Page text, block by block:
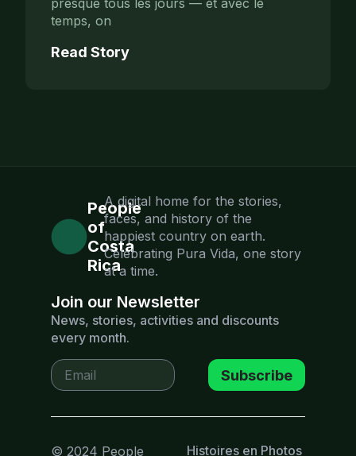
presque tous les jours — et avec le
temps, on
Read Story
People
of
Costa
Rica
A digital home for the stories,
faces, and history of the
happiest country on earth.
Celebrating Pura Vida, one story
at a time.
Join our Newsletter
News, stories, activities and discounts
every month.
Subscribe
© 2024 People Histoires en Photos